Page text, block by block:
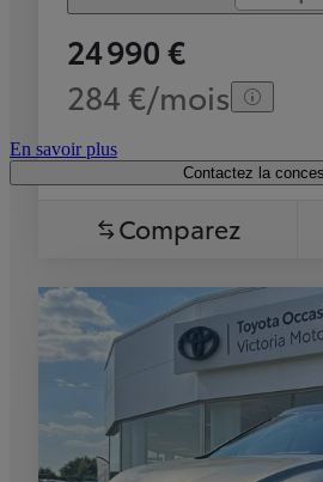
24 990 €
284 €/mois
En savoir plus
Contactez la
Comparez